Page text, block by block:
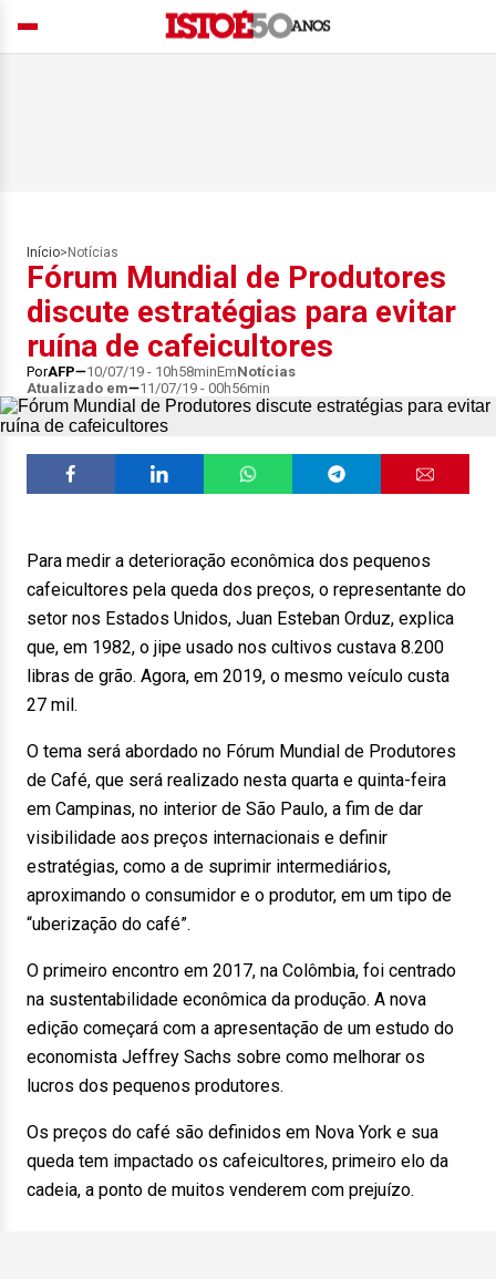
Início> Notícias
Fórum Mundial de Produtores
discute estratégias para evitar
ruína de cafeicultores
PorAFP 10/07/19 - 10h58minEmNotícias
Atualizado em
11/07/19 - 00h56min
Para medir a deterioração econômica dos pequenos
cafeicultores pela queda dos preços, o representante do
setor nos Estados Unidos, Juan Esteban Orduz, explica
que, em 1982, o jipe usado nos cultivos custava 8.200
libras de grão. Agora, em 2019, o mesmo veículo custa
27 mil.
O tema será abordado no Fórum Mundial de Produtores
de Café, que será realizado nesta quarta e quinta-feira
em Campinas, no interior de São Paulo, a fim de dar
visibilidade aos preços internacionais e definir
estratégias, como a de suprimir intermediários,
aproximando o consumidor e o produtor, em um tipo de
“uberização do café”.
O primeiro encontro em 2017, na Colômbia, foi centrado
na sustentabilidade econômica da produção. A nova
edição começará com a apresentação de um estudo do
economista Jeffrey Sachs sobre como melhorar os
lucros dos pequenos produtores.
Os preços do café são definidos em Nova York e sua
queda tem impactado os cafeicultores, primeiro elo da
cadeia, a ponto de muitos venderem com prejuízo.